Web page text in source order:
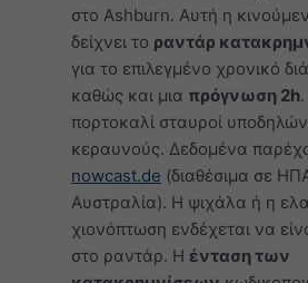
στο Ashburn. Αυτή η
δείχνει το ραντάρ
για το επιλεγμένο χρονικό
καθώς και μια πρόγνωση 2h
πορτοκαλί σταυροί
κεραυνούς. Δεδομένα
nowcast.de (διαθέσιμα σε
Αυστραλία). Η ψιχάλα ή η
χιονόπτωση ενδέχεται να
στο ραντάρ. Η ένταση των